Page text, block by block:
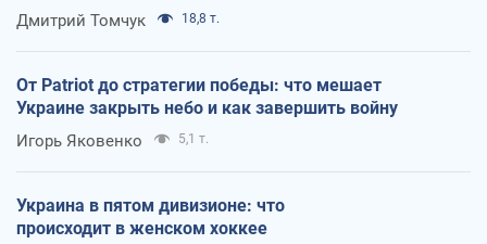
Дмитрий Томчук 18,8 т.
От Patriot до стратегии победы: что мешает
Украине закрыть небо и как завершить войну
Игорь Яковенко 5,1 т.
Украина в пятом дивизионе: что
происходит в женском хоккее